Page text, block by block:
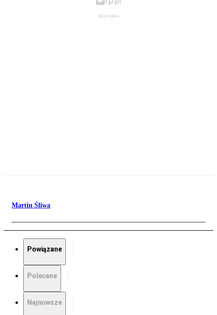
Martin Śliwa
Powiązane
Polecane
Najnowsze